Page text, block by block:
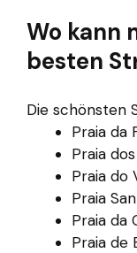
Wo kann
besten
Die schönsten
Praia da
Praia
Praia do
Praia
Praia da
Praia de